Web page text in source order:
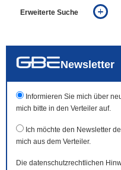
Erweiterte Suche
auch in allen Texten
Newsletter
Informieren Sie mich über
mich bitte in den Verteiler auf.
Ich möchte den Newsletter
mich aus dem Verteiler.
Die datenschutzrechtlichen